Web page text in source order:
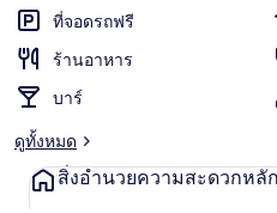
ที่จอดรถฟรี
ร้านอาหาร
บาร์
ดูทั้งหมด
สิ่งอำนวยความสะดวกหลัก